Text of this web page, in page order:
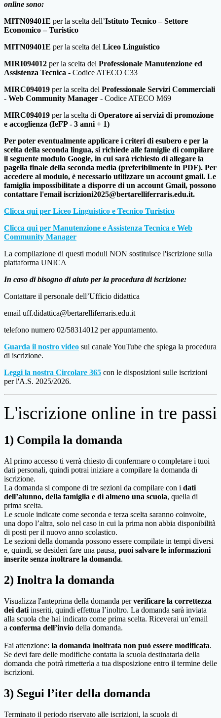
online sono:
MITN09401E per la scelta dell’Istituto Tecnico – Settore
Economico –Turistico
MITN09401E per la scelta del Liceo Linguistico
MIRI094012 per la scelta del Professionale Manutenzione ed
Assistenza Tecnica - Codice ATECO C33
MIRC094019 per la scelta del Professionale Servizi Commerciali
- Web Community Manager - Codice ATECO M69
MIRC094019 per la scelta di Operatore ai servizi di promozione
e accoglienza (IeFP - 3 anni + 1)
Per poter eventualmente applicare i criteri di esubero e per la
scelta della seconda lingua, si richiede alle famiglie di compilare
il seguente modulo Google, in cui sarà richiesto di allegare la
pagella finale della seconda media (preferibilmente in PDF). Per
accedere al modulo, è necessario utilizzare un account gmail. Le
famiglia impossibilitate a disporre di un account Gmail, possono
contattare l'email iscrizioni2025@bertarelliferraris.edu.it.
Clicca qui per Liceo Linguistico e Tecnico Turistico
Clicca qui per Manutenzione e Assistenza Tecnica e Web
Community Manager
La compilazione di questi moduli NON sostituisce l'iscrizione sulla
piattaforma UNICA
In caso di bisogno di aiuto per la procedura di iscrizione:
Contattare il personale dell’Ufficio didattica
email uff.didattica@bertarelliferraris.edu.it
telefono numero 02/58314012 per appuntamento.
Guarda il nostro video sul canale YouTube che spiega la procedura
di iscrizione.
Leggi la nostra Circolare 365 con le disposizioni sulle iscrizioni
per l'A.S. 2025/2026.
L'iscrizione online in tre passi
1) Compila la domanda
Al primo accesso ti verrà chiesto di confermare o completare i tuoi
dati personali, quindi potrai iniziare a compilare la domanda di
iscrizione.
La domanda si compone di tre sezioni da compilare con i dati
dell’alunno, della famiglia e di almeno una scuola, quella di
prima scelta.
Le scuole indicate come seconda e terza scelta saranno coinvolte,
una dopo l’altra, solo nel caso in cui la prima non abbia disponibilità
di posti per il nuovo anno scolastico.
Le sezioni della domanda possono essere compilate in tempi diversi
e, quindi, se desideri fare una pausa, puoi salvare le informazioni
inserite senza inoltrare la domanda.
2) Inoltra la domanda
Visualizza l'anteprima della domanda per verificare la correttezza
dei dati inseriti, quindi effettua l’inoltro. La domanda sarà inviata
alla scuola che hai indicato come prima scelta. Riceverai un’email
a conferma dell’invio della domanda.
Fai attenzione: la domanda inoltrata non può essere modificata.
Se devi fare delle modifiche contatta la scuola destinataria della
domanda che potrà rimetterla a tua disposizione entro il termine delle
iscrizioni.
3) Segui l’iter della domanda
Terminato il periodo riservato alle iscrizioni, la scuola di